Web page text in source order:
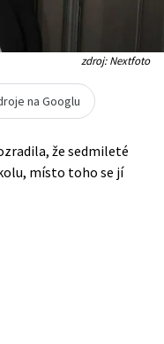
zdroj: Nextfoto
na Googlu
že sedmileté
místo toho se jí